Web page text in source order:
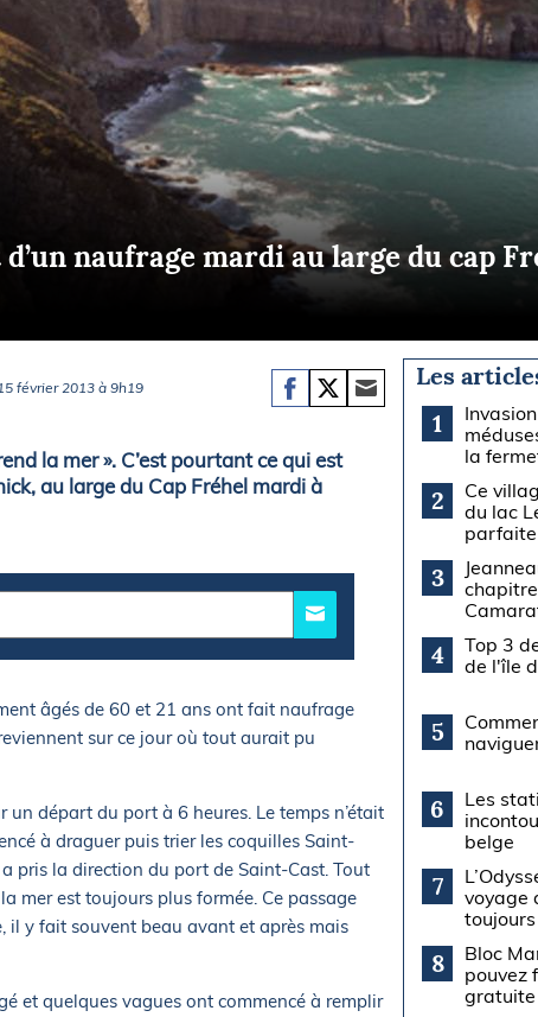
FLASH INFO
naufrage mardi au large du cap
février 2013 à 9h19
la mer ». C’est pourtant ce qui est
au large du Cap Fréhel mardi à
âgés de 60 et 21 ans ont fait naufrage
sur ce jour où tout aurait pu
départ du port à 6 heures. Le temps n’était
à draguer puis trier les coquilles Saint-
pris la direction du port de Saint-Cast. Tout
mer est toujours plus formée. Ce passage
il y fait souvent beau avant et après mais
et quelques vagues ont commencé à remplir
Les
1
la
2
Ce
du lac
parfaite
3
4
Top 3
de l'île
5
6
Les
belge
7
voyage
8
Bloc
pouvez
gratuite